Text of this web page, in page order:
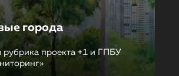
города
рубрика проекта +1 и ГПБУ